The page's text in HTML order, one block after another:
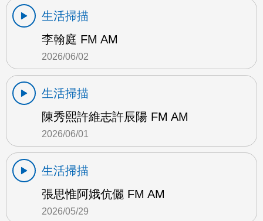
生活掃描
李翰庭 FM AM
2026/06/02
生活掃描
陳秀熙許維志許辰陽 FM AM
2026/06/01
生活掃描
張思惟阿娥伉儷 FM AM
2026/05/29